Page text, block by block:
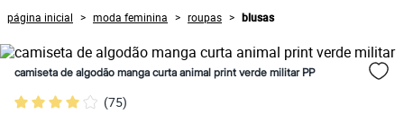
Masculino
Infantil
Calçados
Mindse7
Plus Size
Até 20% off
Até 40% off
página inicial > moda feminina > roupas > blusas
camiseta de algodão manga curta animal print verde militar PP
(75)